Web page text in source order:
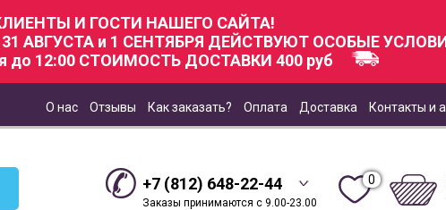
И ГОСТИ НАШЕГО САЙТА!
АВГУСТА и 1 СЕНТЯБРЯ ДЕЙСТВУЮТ ОСОБЫЕ
до 12:00 СТОИМОСТЬ ДОСТАВКИ 400 руб
О нас Отзывы Как заказать? Оплата Доставка Контакты и
+7 (812) 648-22-44
Заказы принимаются с 9.00-23.00
0